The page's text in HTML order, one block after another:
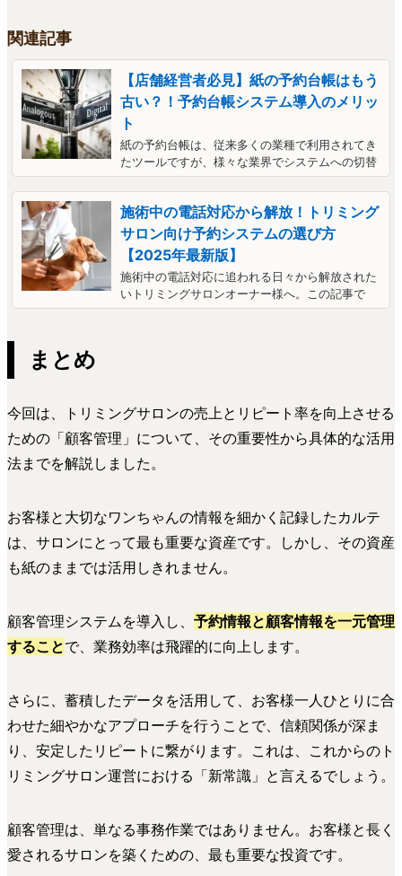
関連記事
【店舗経営者必見】紙の予約台帳はもう
古い？！予約台帳システム導入のメリッ
ト
紙の予約台帳は、従来多くの業種で利用されてき
たツールですが、様々な業界でシステムへの切替
えが進んでいます。本記事では予約台帳システム
導入のメリットや、選び方について解説します。
施術中の電話対応から解放！トリミング
サロン向け予約システムの選び方
【2025年最新版】
施術中の電話対応に追われる日々から解放された
いトリミングサロンオーナー様へ。この記事で
は、予約システムの選び方を詳しく解説し、お客
まとめ
今回は、トリミングサロンの売上とリピート率を向上させる
ための「顧客管理」について、その重要性から具体的な活用
法までを解説しました。
お客様と大切なワンちゃんの情報を細かく記録したカルテ
は、サロンにとって最も重要な資産です。しかし、その資産
も紙のままでは活用しきれません。
顧客管理システムを導入し、 予約情報と顧客情報を一元管理
することで、業務効率は飛躍的に向上します。
さらに、蓄積したデータを活用して、お客様一人ひとりに合
わせた細やかなアプローチを行うことで、信頼関係が深ま
り、安定したリピートに繋がります。これは、これからのト
リミングサロン運営における「新常識」と言えるでしょう。
顧客管理は、単なる事務作業ではありません。お客様と長く
愛されるサロンを築くための、最も重要な投資です。